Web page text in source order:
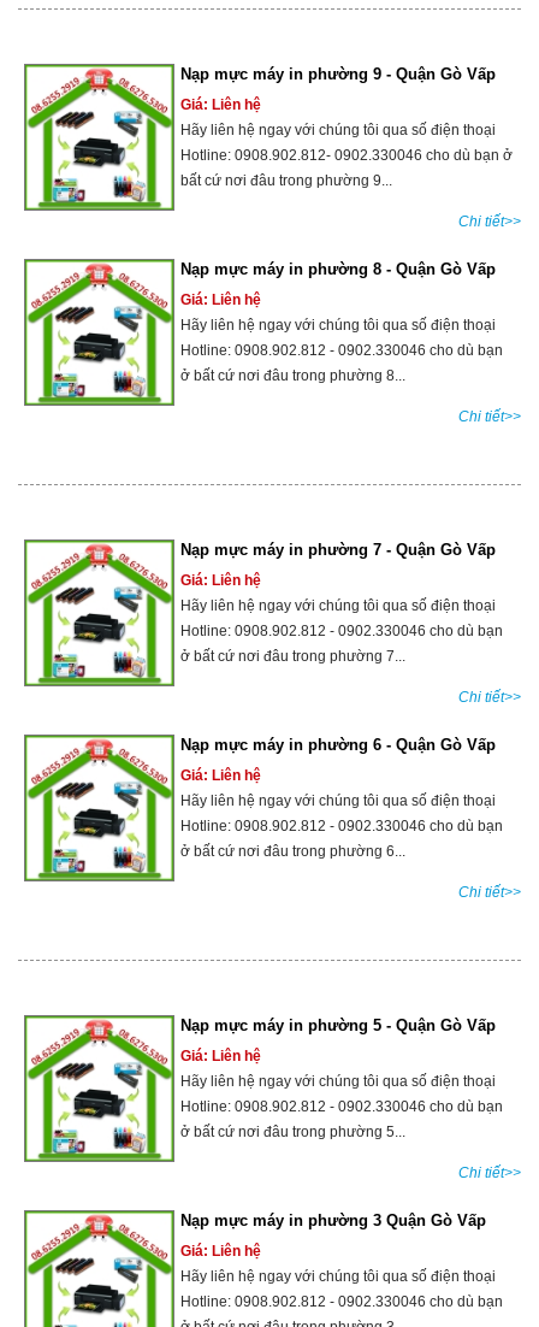
Nạp mực máy in phường 9 - Quận Gò Vấp
Giá: Liên hệ
Hãy liên hệ ngay với chúng tôi qua số điện thoại
Hotline: 0908.902.812- 0902.330046 cho dù bạn ở
bất cứ nơi đâu trong phường 9...
Chi tiết>>
Nạp mực máy in phường 8 - Quận Gò Vấp
Giá: Liên hệ
Hãy liên hệ ngay với chúng tôi qua số điện thoại
Hotline: 0908.902.812 - 0902.330046 cho dù bạn
ở bất cứ nơi đâu trong phường 8...
Chi tiết>>
Nạp mực máy in phường 7 - Quận Gò Vấp
Giá: Liên hệ
Hãy liên hệ ngay với chúng tôi qua số điện thoại
Hotline: 0908.902.812 - 0902.330046 cho dù bạn
ở bất cứ nơi đâu trong phường 7...
Chi tiết>>
Nạp mực máy in phường 6 - Quận Gò Vấp
Giá: Liên hệ
Hãy liên hệ ngay với chúng tôi qua số điện thoại
Hotline: 0908.902.812 - 0902.330046 cho dù bạn
ở bất cứ nơi đâu trong phường 6...
Chi tiết>>
Nạp mực máy in phường 5 - Quận Gò Vấp
Giá: Liên hệ
Hãy liên hệ ngay với chúng tôi qua số điện thoại
Hotline: 0908.902.812 - 0902.330046 cho dù bạn
ở bất cứ nơi đâu trong phường 5...
Chi tiết>>
Nạp mực máy in phường 3 Quận Gò Vấp
Giá: Liên hệ
Hãy liên hệ ngay với chúng tôi qua số điện thoại
Hotline: 0908.902.812 - 0902.330046 cho dù bạn